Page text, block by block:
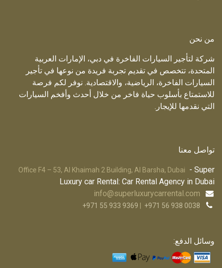
من نحن
شركة لتأجير السيارات الفاخرة في دبي، الإمارات العربية
المتحدة، تتخصص في تقديم تجربة فريدة من نوعها في تأجير
السيارات الفاخرة، الرياضية، والاقتصادية. نوفر لكم فرصة
للاستمتاع بأسلوب حياة فاخر من خلال أحدث وأفخم السيارات
التي نقدمها للإيجار.
تواصل معنا
Office F4 – 53, Al Khaimah 2 Building, Al Barsha, Dubai
- Super
Luxury car Rental: Car Rental Agency in Dubai
info@superluxurycarrental.com
+971 55 933 9369 +971 56 938 0038
وسائل الدفع: